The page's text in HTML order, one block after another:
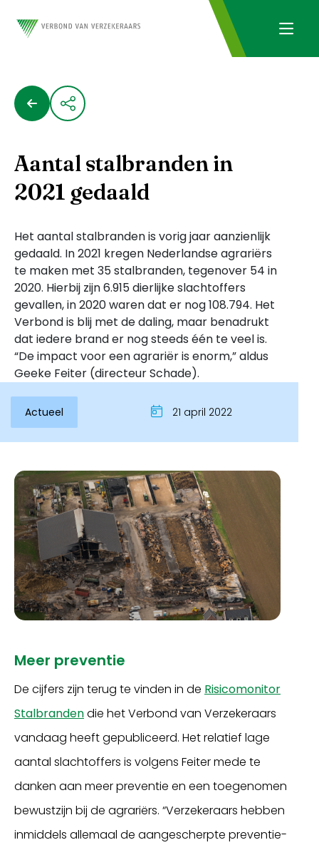
Inloggen
Aantal stalbranden in
2021 gedaald
Het aantal stalbranden is vorig jaar aanzienlijk
gedaald. In 2021 kregen Nederlandse agrariërs
te maken met 35 stalbranden, tegenover 54 in
2020. Hierbij zijn 6.915 dierlijke slachtoffers
gevallen, in 2020 waren dat er nog 108.794. Het
Verbond is blij met de daling, maar benadrukt
dat iedere brand er nog steeds één te veel is.
“De impact voor een agrariër is enorm,” aldus
Geeke Feiter (directeur Schade).
Actueel 21 april 2022
Meer preventie
De cijfers zijn terug te vinden in de Risicomonitor
Stalbrandendie het Verbond van Verzekeraars
vandaag heeft gepubliceerd. Het relatief lage
aantal slachtoffers is volgens Feiter mede te
danken aan meer preventie en een toegenomen
bewustzijn bij de agrariërs. “Verzekeraars hebben
inmiddels allemaal de aangescherpte preventie-